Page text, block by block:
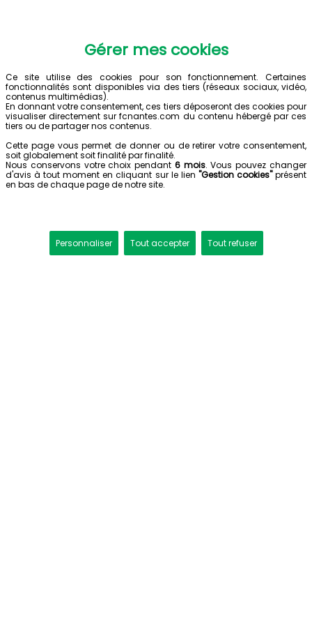
Gérer mes cookies
Ce site utilise des cookies pour son fonctionnement. Certaines
fonctionnalités sont disponibles via des tiers (réseaux sociaux, vidéo,
contenus multimédias).
En donnant votre consentement, ces tiers déposeront des cookies pour
visualiser directement sur fcnantes.com du contenu hébergé par ces
tiers ou de partager nos contenus.
Cette page vous permet de donner ou de retirer votre consentement,
soit globalement soit finalité par finalité.
Nous conservons votre choix pendant 6 mois. Vous pouvez changer
d'avis à tout moment en cliquant sur le lien "Gestion cookies"présent
en bas de chaque page de notre site.
Personnaliser Tout accepter Tout refuser